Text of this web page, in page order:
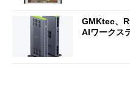
GMKtec、
AIワークス